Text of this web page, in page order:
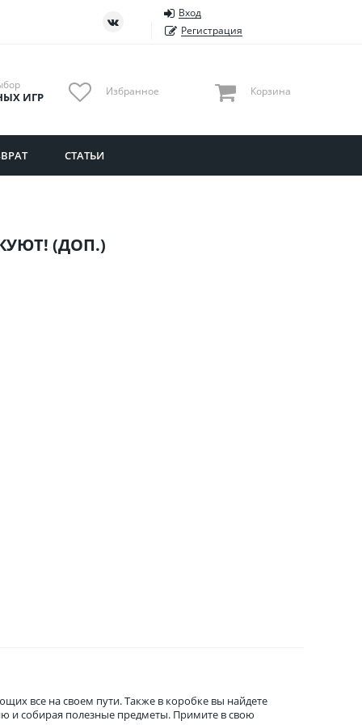
Тюменская область
Ульяновская область
Вход
Регистрация
ИГР Избранное Корзина
СТАТЬИ
(ДОП.)
все на своем пути. Также в коробке вы найдете
и собирая полезные предметы. Примите в свою